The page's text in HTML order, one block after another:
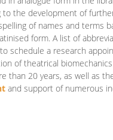
the development of
of names and terms
form. A list of
schedule a research
of theatrical
than 20 years, as well as
and support of numerous